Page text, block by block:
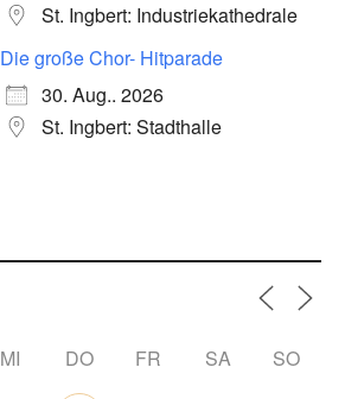
St. Ingbert: Industriekathedrale
Die große Chor- Hitparade
30. Aug.. 2026
St. Ingbert: Stadthalle
MI DO FR SA SO